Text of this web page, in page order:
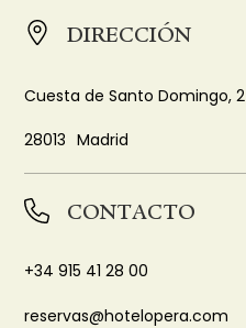
DIRECCIÓN
Cuesta de Santo Domingo, 2
28013 Madrid
CONTACTO
+34 915 41 28 00
reservas@hotelopera.com